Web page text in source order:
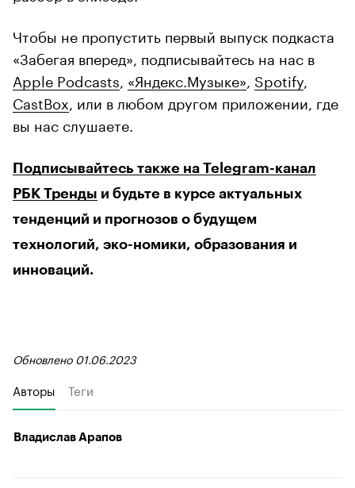
Чтобы не пропустить первый выпуск подкаста
«Забегая вперед», подписывайтесь на нас в
Apple Podcasts «Яндекс.Музыке» Spotify
CastBox , или в любом другом приложении, где
вы нас слушаете.
Подписывайтесь также на Telegram-канал
РБК Тренды и будьте в курсе актуальных
тенденций и прогнозов о будущем
технологий, эко-номики, образования и
инноваций.
Обновлено 01.06.2023
Авторы Теги
Владислав Арапов